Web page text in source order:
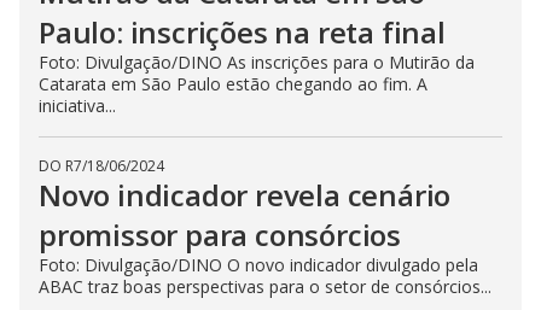
Paulo: inscrições na reta final
Foto: Divulgação/DINO As inscrições para o Mutirão da
Catarata em São Paulo estão chegando ao fim. A
iniciativa...
DO R7/18/06/2024
Novo indicador revela cenário
promissor para consórcios
Foto: Divulgação/DINO O novo indicador divulgado pela
ABAC traz boas perspectivas para o setor de consórcios...